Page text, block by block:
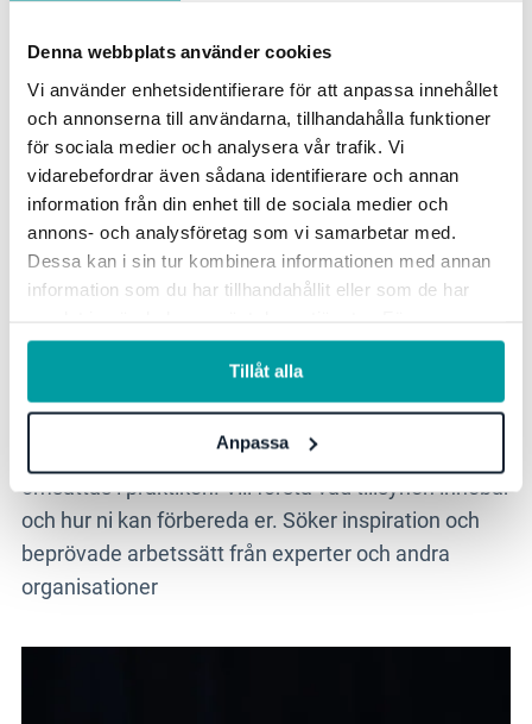
Denna webbplats använder cookies
Vi använder enhetsidentifierare för att anpassa innehållet
och annonserna till användarna, tillhandahålla funktioner
för sociala medier och analysera vår trafik. Vi
vidarebefordrar även sådana identifierare och annan
information från din enhet till de sociala medier och
annons- och analysföretag som vi samarbetar med.
Dessa kan i sin tur kombinera informationen med annan
information som du har tillhandahållit eller som de har
information, se vårintegritetspolicy.
Tillåt alla
Anpassa
hantera risker på ett hållbart sätt.
Moa Svantesson, Biträdande jurist på MAQS
Advokatbyråfokuserar på själva
leverantörsavtalsupprättandet, vanliga misstag och
praktiska tips för att skapa lyckade och hållbara
avtal. Hon är specialiserad på cybersäkerhet och
digital styrning, med särskilt fokus på NIS2 och
att stärka organisationens informations- och
cybersäkerhet. Behöver vägledning i hur NIS2 ska
omsättas i praktiken. Vill förstå vad tillsynen innebär
och hur ni kan förbereda er. Söker inspiration och
beprövade arbetssätt från experter och andra
organisationer